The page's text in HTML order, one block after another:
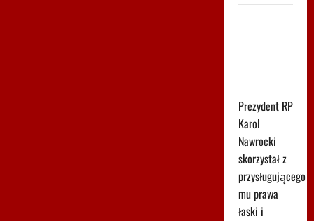
Prezydent RP
Karol
Nawrocki
skorzystał z
przysługującego
mu prawa
łaski i